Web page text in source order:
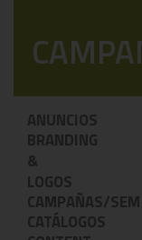
ANUNCIOS
BRANDING
&
LOGOS
CAMPAÑAS/SEM
CATÁLOGOS